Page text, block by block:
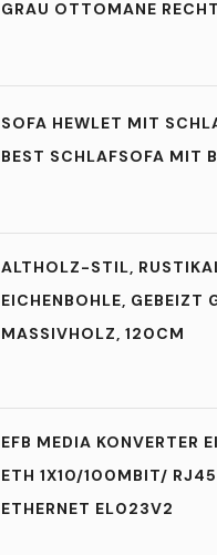
GRAU OTTOMANE
SOFA HEWLET MIT
BEST SCHLAFSOFA MIT
ALTHOLZ-STIL,
EICHENBOHLE, GEBEIZT
MASSIVHOLZ, 120CM
EFB MEDIA KONVERTER
ETH 1X10/100MBIT/
ETHERNET EL023V2